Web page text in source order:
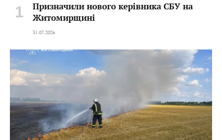
Призначили нового керівника СБУ на
Житомирщині
31.07.2026